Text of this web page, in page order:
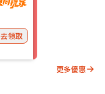
去領取
更多優惠